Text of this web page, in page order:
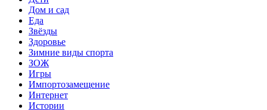
Дом и сад
Еда
Звёзды
Здоровье
Зимние виды спорта
ЗОЖ
Игры
Импортозамещение
Интернет
Истории